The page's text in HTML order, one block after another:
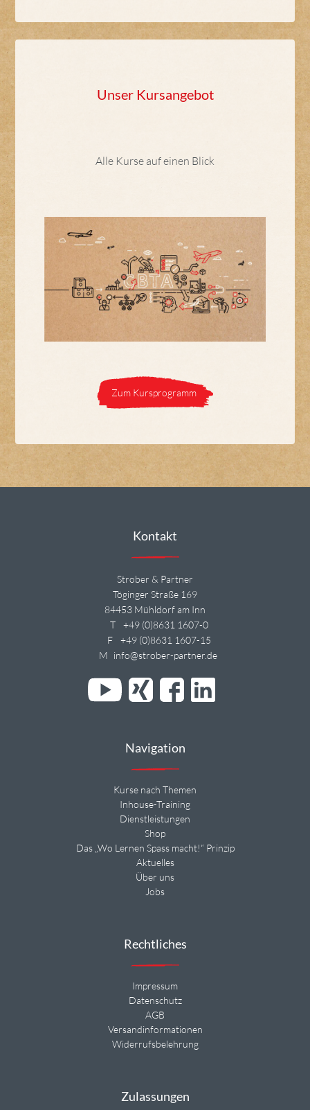
Unser Kursangebot
Alle Kurse auf einen Blick
Zum Kursprogramm
Kontakt
Strober & Partner
Töginger Straße 169
84453 Mühldorf am Inn
T
+49 (0)8631 1607-0
F
+49 (0)8631 1607-15
M info@strober-partner.de
Navigation
Kurse nach Themen
Inhouse-Training
Dienstleistungen
Shop
Das „Wo Lernen Spass macht!“ Prinzip
Aktuelles
Über uns
Jobs
Rechtliches
Impressum
Datenschutz
AGB
Versandinformationen
Widerrufsbelehrung
Zulassungen